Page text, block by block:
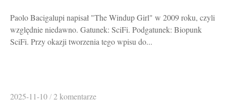
Paolo Bacigalupi napisał "The Windup Girl" w 2009 roku, czyli
względnie niedawno. Gatunek: SciFi. Podgatunek: Biopunk
SciFi. Przy okazji tworzenia tego wpisu do...
2025-11-10/2 komentarze